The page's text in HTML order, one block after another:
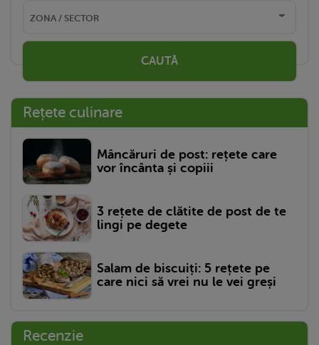
CAUTĂ
Rețete culinare
Mâncăruri de post: rețete care
vor încânta și copiii
3 rețete de clătite de post de te
lingi pe degete
Salam de biscuiți: 5 rețete pe
care nici să vrei nu le vei greși
Recenzie